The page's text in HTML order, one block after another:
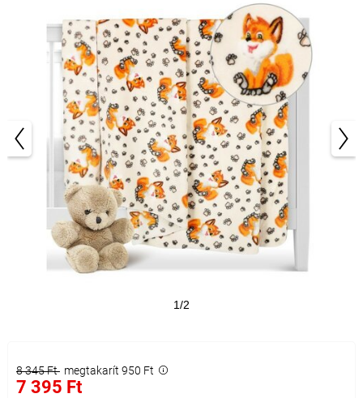
1/2
8 345 Ft megtakarít 950 Ft
7 395 Ft